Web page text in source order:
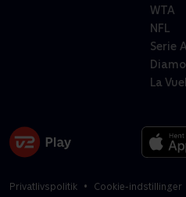
WTA
NFL
Serie A
La
Privatlivspolitik Cookie-indstillinger